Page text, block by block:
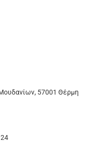
57001 Θέρμη